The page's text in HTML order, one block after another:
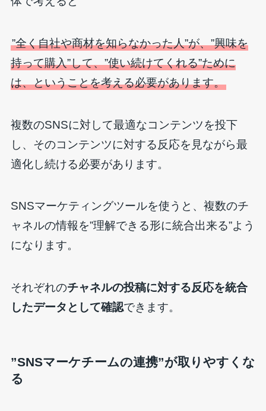
”全く自社や商材を知らなかった人”が、”興味を
持って購入”して、”使い続けてくれる”ために
は、ということを考える必要があります。
複数のSNSに対して最適なコンテンツを投下
し、そのコンテンツに対する反応を見ながら最
適化し続ける必要があります。
SNSマーケティングツールを使うと、複数のチ
ャネルの情報を”理解できる形に統合出来る”よう
になります。
それぞれのチャネルの投稿に対する反応を統合
したデータとして確認できます。
”SNSマーケチームの連携”が取りやすくな
る